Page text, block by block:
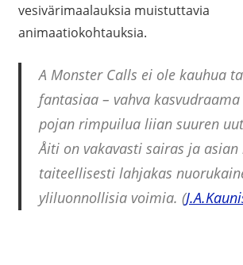
vesivärimaalauksia muistuttavia
animaatiokohtauksia.
A Monster Calls ei ole kauhua
fantasiaa – vahva
pojan rimpuilua liian suuren
Åiti on vakavasti sairas ja asian
taiteellisesti lahjakas
yliluonnollisia voimia. (